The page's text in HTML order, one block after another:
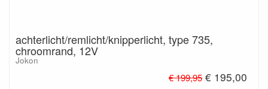
achterlicht/remlicht/knipperlicht, type 735,
chroomrand, 12V
Jokon
€ 199,95 € 195,00